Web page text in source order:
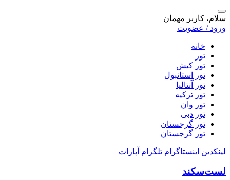
سلام، کاربر مهمان
ورود / عضویت
خانه
تور
تور کیش
تور استانبول
تور آنتالیا
تور ترکیه
تور وان
تور دبی
تور گرجستان
تور گرجستان
لینکدین اینستاگرام تلگرام آپارات
لست‌سکند